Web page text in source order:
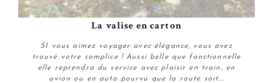
La valise en carton
SI vous aimez voyager avec élégance, vous avez
trouvé votre complice ! Aussi belle que fonctionnelle
elle reprendra du service avec plaisir en train, en
avion ou en auto pourvu que la route soit...